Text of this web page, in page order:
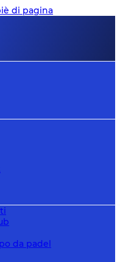
di pagina
da padel